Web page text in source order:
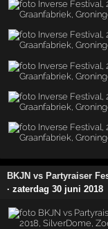
BKJN vs Partyraiser
· zaterdag 30 juni 2018